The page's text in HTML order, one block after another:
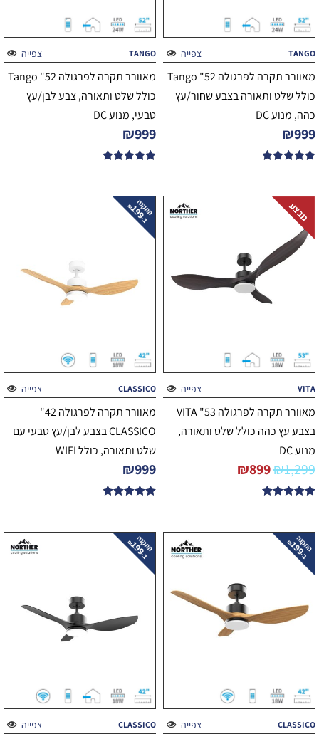
צפייה TANGO
מאוורר תקרה לפרגולה 52" Tango
כולל שלט ותאורה בצבע שחור/עץ
כהה, מנוע DC
₪999
צפייה TANGO
מאוורר תקרה לפרגולה 52" Tango
כולל שלט ותאורה, צבע לבן/עץ
טבעי, מנוע DC
₪999
צפייה VITA
מאוורר תקרה לפרגולה 53" VITA
בצבע עץ כהה כולל שלט ותאורה,
מנוע DC
₪1,299
₪899
צפייה CLASSICO
מאוורר תקרה לפרגולה 42"
CLASSICO בצבע לבן/עץ טבעי עם
שלט ותאורה, כולל WIFI
₪999
צפייה CLASSICO צפייה CLASSICO